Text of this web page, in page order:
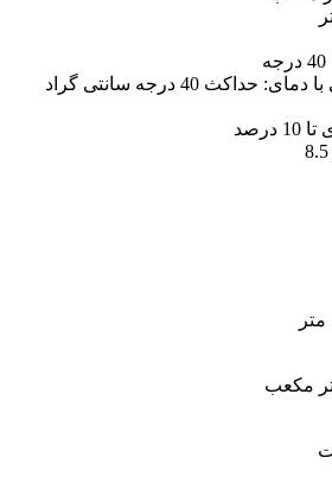
40 درجه سانتی گراد